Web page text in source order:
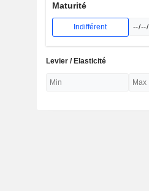
Maturité
Indifférent
Levier / Elasticité